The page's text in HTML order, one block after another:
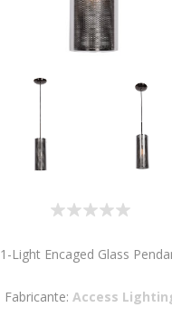
1-Light Encaged Glass
Fabricante: Access